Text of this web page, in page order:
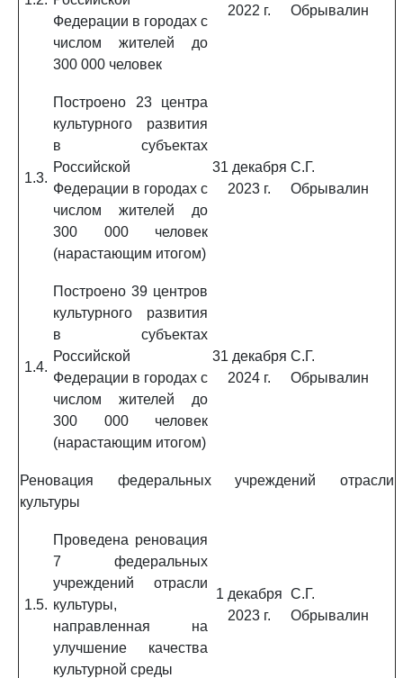
Федерации в городах с
числом жителей до
300 000 человек
2022 г. Обрывалин
1.3.
Построено 23 центра
культурного развития
в субъектах
Российской
Федерации в городах с
числом жителей до
300 000 человек
(нарастающим итогом)
31 декабря
2023 г.
С.Г.
Обрывалин
1.4.
Построено 39 центров
культурного развития
в субъектах
Российской
Федерации в городах с
числом жителей до
300 000 человек
(нарастающим итогом)
31 декабря
2024 г.
С.Г.
Обрывалин
Реновация федеральных учреждений отрасли
культуры
1.5.
Проведена реновация
7 федеральных
учреждений отрасли
культуры,
направленная на
улучшение качества
культурной среды
1 декабря
2023 г.
С.Г.
Обрывалин